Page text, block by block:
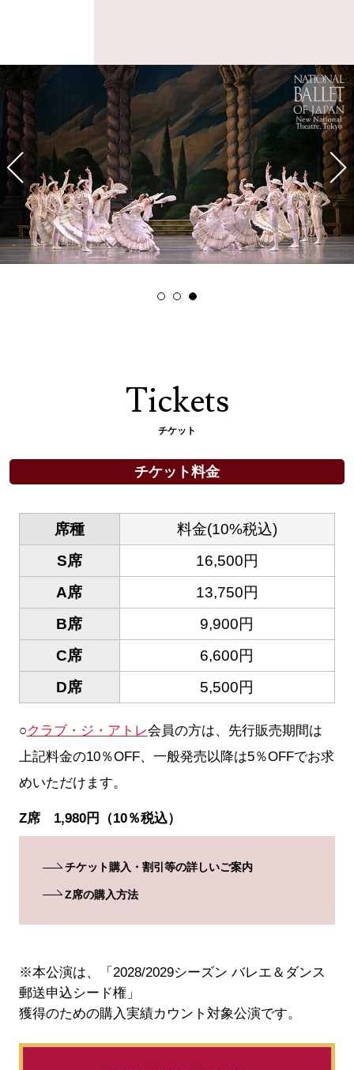
1 2 3
Tickets
チケット
チケット料金
席種
料金(10%税込)
S席
16,500円
A席
13,750円
B席
9,900円
C席
6,600円
D席
5,500円
○クラブ・ジ・アトレ会員の方は、先行販売期間は
上記料金の10％OFF、一般発売以降は5％OFFでお求
めいただけます。
Z席 1,980円（10％税込）
チケット購入・割引等の詳しいご案内
Z席の購入方法
※本公演は、「2028/2029シーズン バレエ＆ダンス
郵送申込シード権」
獲得のための購入実績カウント対象公演です。